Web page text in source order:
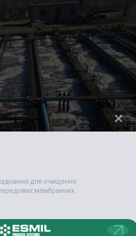
для очищення
передових мембранних